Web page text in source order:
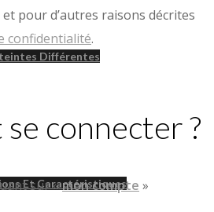
Différentes
Polio
Et Caractéristiques
et pour d’autres raisons décrites
confidentialité.
connecter ?
sur «mon compte »